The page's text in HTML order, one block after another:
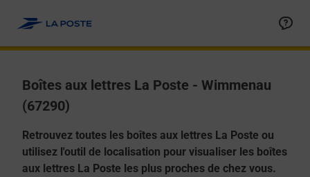
Boîtes aux lettres La Poste - Wimmenau
(67290)
Retrouvez toutes les boîtes aux lettres La Poste ou
utilisez l'outil de localisation pour visualiser les boîtes
aux lettres La Poste les plus proches de chez vous.